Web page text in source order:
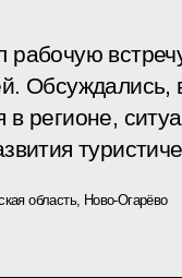
Обсуждались,
регионе,
область, Ново-Огарёво